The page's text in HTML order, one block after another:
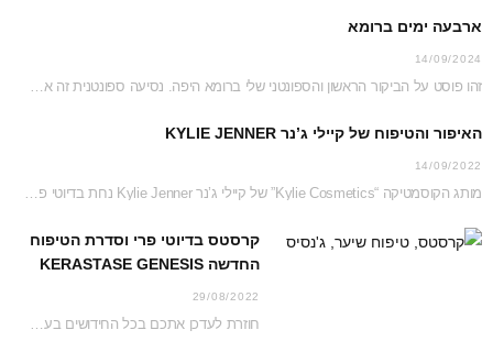
ארבעה ימים ברומא
14/09/2024
האיפור והטיפוח של קיילי ג’נר KYLIE JENNER
14/09/2022
קרסטס בדיוטי פרי וסדרת הטיפוח
החדשה KERASTASE GENESIS
29/08/2022